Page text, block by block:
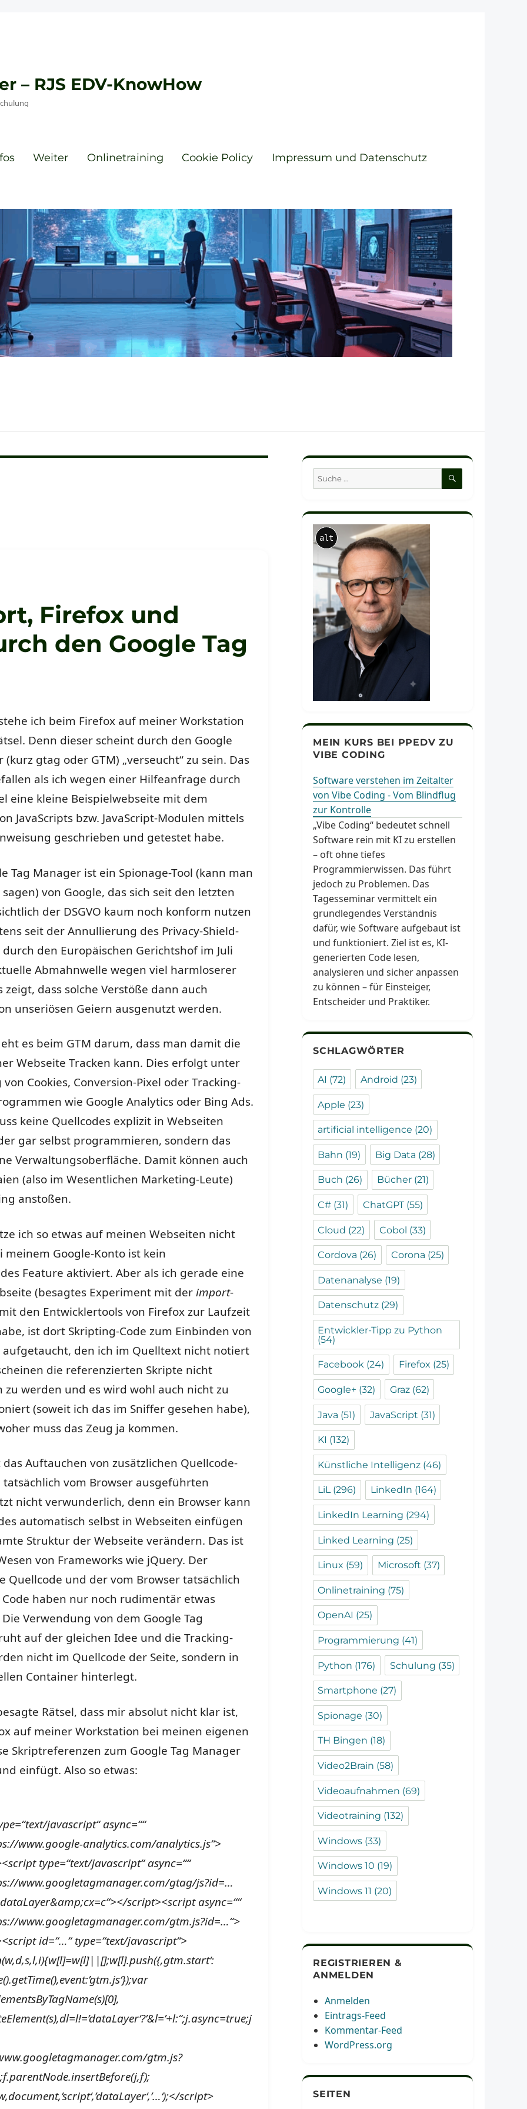
– RJS EDV-KnowHow
Weiter Onlinetraining Cookie Policy Impressum und Datenschutz
Firefox und
den Google Tag
ich beim Firefox auf meiner Workstation
Denn dieser scheint durch den Google
(kurz gtag oder GTM) „verseucht“ zu sein. Das
als ich wegen einer Hilfeanfrage durch
eine kleine Beispielwebseite mit dem
JavaScripts bzw. JavaScript-Modulen mittels
geschrieben und getestet habe.
Tag Manager ist ein Spionage-Tool (kann man
von Google, das sich seit den letzten
der DSGVO kaum noch konform nutzen
seit der Annullierung des Privacy-Shield-
den Europäischen Gerichtshof im Juli
Abmahnwelle wegen viel harmloserer
zeigt, dass solche Verstöße dann auch
unseriösen Geiern ausgenutzt werden.
es beim GTM darum, dass man damit die
Webseite Tracken kann. Dies erfolgt unter
Cookies, Conversion-Pixel oder Tracking-
wie Google Analytics oder Bing Ads.
keine Quellcodes explizit in Webseiten
gar selbst programmieren, sondern das
Verwaltungsoberfläche. Damit können auch
(also im Wesentlichen Marketing-Leute)
anstoßen.
ich so etwas auf meinen Webseiten nicht
meinem Google-Konto ist kein
Feature aktiviert. Aber als ich gerade eine
(besagtes Experiment mit derimport-
den Entwicklertools von Firefox zur Laufzeit
ist dort Skripting-Code zum Einbinden von
aufgetaucht, den ich im Quelltext nicht notiert
die referenzierten Skripte nicht
zu werden und es wird wohl auch nicht zu
(soweit ich das im Sniffer gesehen habe),
muss das Zeug ja kommen.
Auftauchen von zusätzlichen Quellcode-
tatsächlich vom Browser ausgeführten
nicht verwunderlich, denn ein Browser kann
automatisch selbst in Webseiten einfügen
Struktur der Webseite verändern. Das ist
von Frameworks wie jQuery. Der
Quellcode und der vom Browser tatsächlich
haben nur noch rudimentär etwas
Verwendung von dem Google Tag
auf der gleichen Idee und die Tracking-
nicht im Quellcode der Seite, sondern in
Container hinterlegt.
Rätsel, dass mir absolut nicht klar ist,
auf meiner Workstation bei meinen eigenen
Skriptreferenzen zum Google Tag Manager
einfügt. Also so etwas:
javascript“ async=““
www.google-analytics.com/analytics.js“>
type=“text/javascript“ async=““
www.googletagmanager.com/gtag/js?id=…
script><script async=““
www.googletagmanager.com/gtm.js?id=…“>
id=“…“ type=“text/javascript“>
gtm.js?
script>
Suche
nach:
SUCHEN
alt
MEIN KURS BEI PPEDV ZU
VIBE CODING
Software verstehen im Zeitalter
von Vibe Coding - Vom Blindflug
zur Kontrolle
„Vibe Coding“ bedeutet schnell
Software rein mit KI zu erstellen
– oft ohne tiefes
Programmierwissen. Das führt
jedoch zu Problemen. Das
Tagesseminar vermittelt ein
grundlegendes Verständnis
dafür, wie Software aufgebaut ist
und funktioniert. Ziel ist es, KI-
generierten Code lesen,
analysieren und sicher anpassen
zu können – für Einsteiger,
Entscheider und Praktiker.
SCHLAGWÖRTER
AI (72) Android (23)
Apple (23)
artificial intelligence (20)
Bahn (19) Big Data (28)
Buch (26) Bücher(21)
C# (31) ChatGPT(55)
Cloud (22) Cobol (33)
Cordova (26) Corona (25)
Datenanalyse (19)
Datenschutz (29)
Entwickler-Tipp zu Python
(54)
Facebook (24) Firefox (25)
Google+ (32) Graz(62)
Java (51) JavaScript (31)
KI (132)
Künstliche Intelligenz (46)
LiL(296) LinkedIn (164)
LinkedIn Learning (294)
Linked Learning (25)
Linux (59) Microsoft (37)
Onlinetraining (75)
OpenAI (25)
Programmierung (41)
Python (176) Schulung (35)
Smartphone (27)
Spionage (30)
TH Bingen (18)
Video2Brain (58)
Videoaufnahmen (69)
Videotraining (132)
Windows (33)
Windows 10 (19)
Windows 11 (20)
REGISTRIEREN &
ANMELDEN
Anmelden
Eintrags-Feed
Kommentar-Feed
WordPress.org
SEITEN